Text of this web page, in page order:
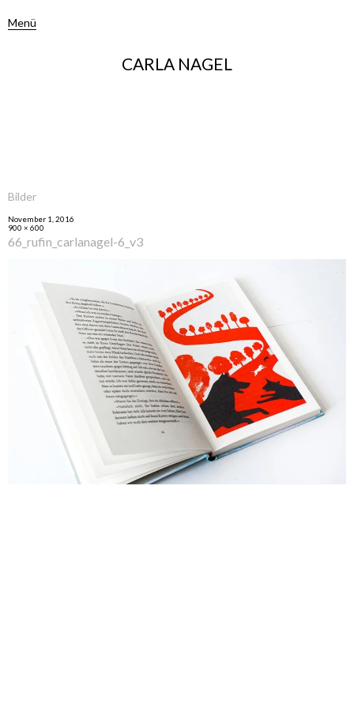
Menü
CARLA NAGEL
Bilder
November 1, 2016
900 × 600
66_rufin_carlanagel-6_v3